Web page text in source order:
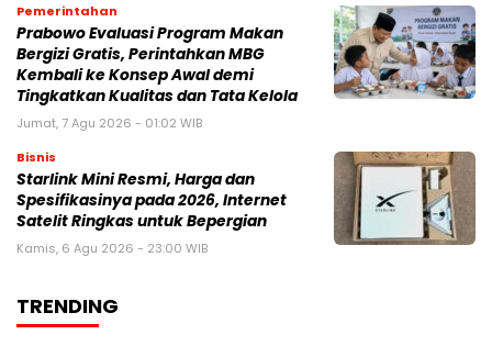
Pemerintahan
Prabowo Evaluasi Program Makan
Bergizi Gratis, Perintahkan MBG
Kembali ke Konsep Awal demi
Tingkatkan Kualitas dan Tata Kelola
Jumat, 7 Agu 2026 - 01:02 WIB
Bisnis
Starlink Mini Resmi, Harga dan
Spesifikasinya pada 2026, Internet
Satelit Ringkas untuk Bepergian
Kamis, 6 Agu 2026 - 23:00 WIB
TRENDING